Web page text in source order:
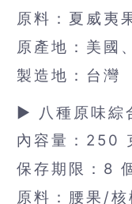
原料：夏威夷
原產地：美國
製造地：台灣
▶ 八種原味綜
內容量：250
保存期限：8
原料：腰果/